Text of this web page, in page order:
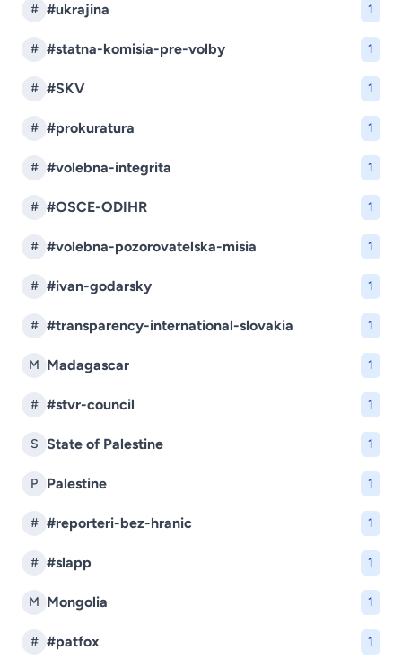
# #ukrajina 1
# #statna-komisia-pre-volby 1
# #SKV 1
# #prokuratura 1
# #volebna-integrita 1
# #OSCE-ODIHR 1
# #volebna-pozorovatelska-misia 1
# #ivan-godarsky 1
# #transparency-international-slovakia 1
M Madagascar 1
# #stvr-council 1
S State of Palestine 1
P Palestine 1
# #reporteri-bez-hranic 1
# #slapp 1
M Mongolia 1
# #patfox 1